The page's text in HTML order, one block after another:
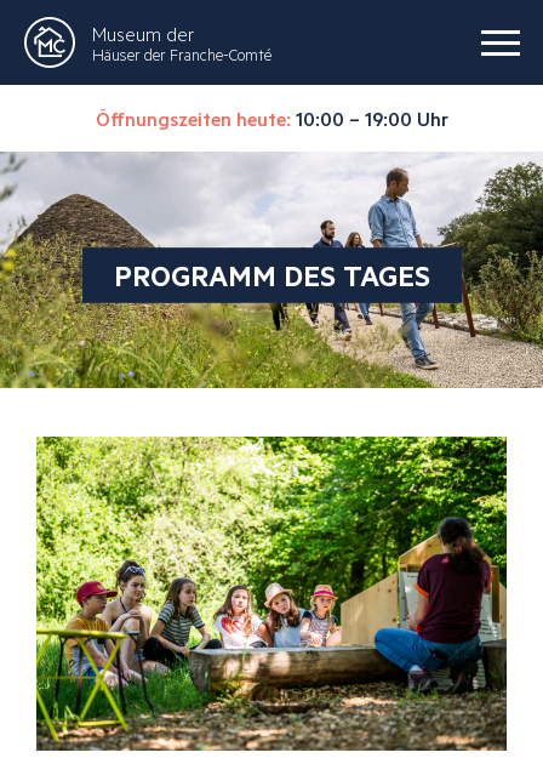
Museum der
Häuser der Franche-Comté
Öffnungszeiten heute: 10:00 – 19:00 Uhr
PROGRAMM DES TAGES